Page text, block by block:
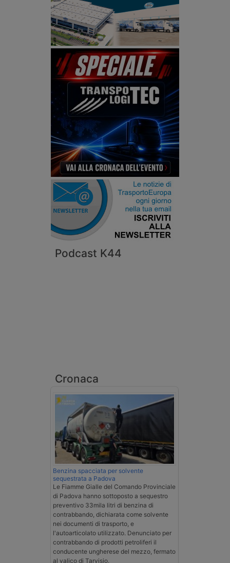
Podcast K44
Cronaca
Benzina spacciata per solvente
sequestrata a Padova
Le Fiamme Gialle del Comando Provinciale
di Padova hanno sottoposto a sequestro
preventivo 33mila litri di benzina di
contrabbando, dichiarata come solvente
nei documenti di trasporto, e
l'autoarticolato utilizzato. Denunciato per
contrabbando di prodotti petroliferi il
conducente ungherese del mezzo, fermato
al valico di Tarvisio.